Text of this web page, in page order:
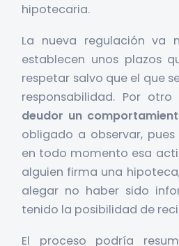
hipotecaria.
La nueva regulación va
establecen unos plazos
respetar salvo que el que
responsabilidad. Por otro
deudor un
obligado a observar,
en todo momento esa
alguien firma una
alegar no haber sido
tenido la posibilidad de
El proceso podría